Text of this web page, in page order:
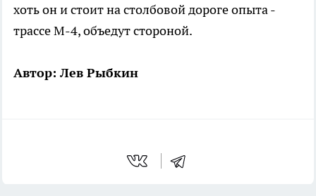
хоть он и стоит на столбовой дороге опыта -
трассе М-4, объедут стороной.
Автор: Лев Рыбкин